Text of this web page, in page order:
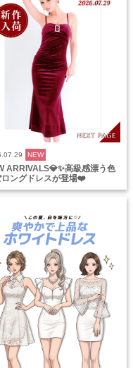
NEW
ARRIVALS💎✨高級感漂う色
ロングドレスが登場❤️